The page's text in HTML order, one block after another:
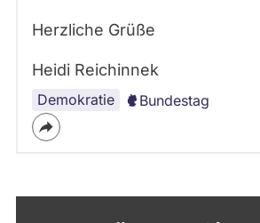
Herzliche Grüße
Heidi Reichinnek
Demokratie Bundestag